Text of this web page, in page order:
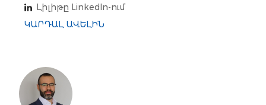
Լիլիթը LinkedIn-ում
ԿԱՐԴԱԼ ԱՎԵԼԻՆ